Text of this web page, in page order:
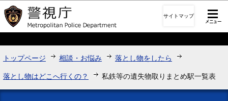
このページの本文へ移動
サイトマップ
トップページ 相談・お悩み 落とし物をしたら
落とし物はどこへ行くの？ 私鉄等の遺失物取りまとめ駅一覧表